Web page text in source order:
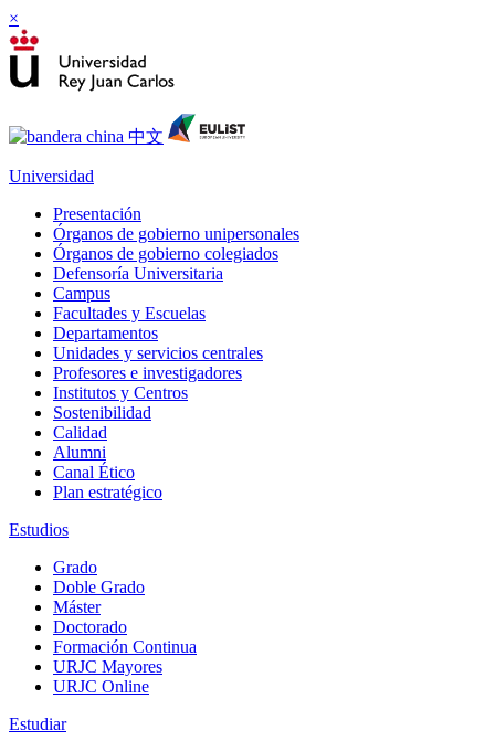
×
Universidad
Presentación
Órganos de gobierno unipersonales
Órganos de gobierno colegiados
Defensoría Universitaria
Campus
Facultades y Escuelas
Departamentos
Unidades y servicios centrales
Profesores e investigadores
Institutos y Centros
Sostenibilidad
Calidad
Alumni
Canal Ético
Plan estratégico
Estudios
Grado
Doble Grado
Máster
Doctorado
Formación Continua
URJC Mayores
URJC Online
Estudiar